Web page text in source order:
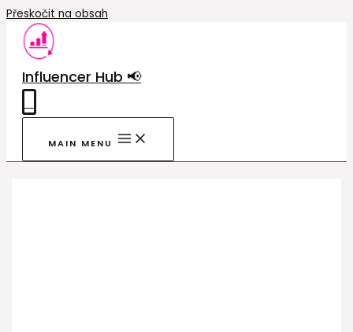
Přeskočit na obsah
Influencer Hub 📢
MAIN MENU